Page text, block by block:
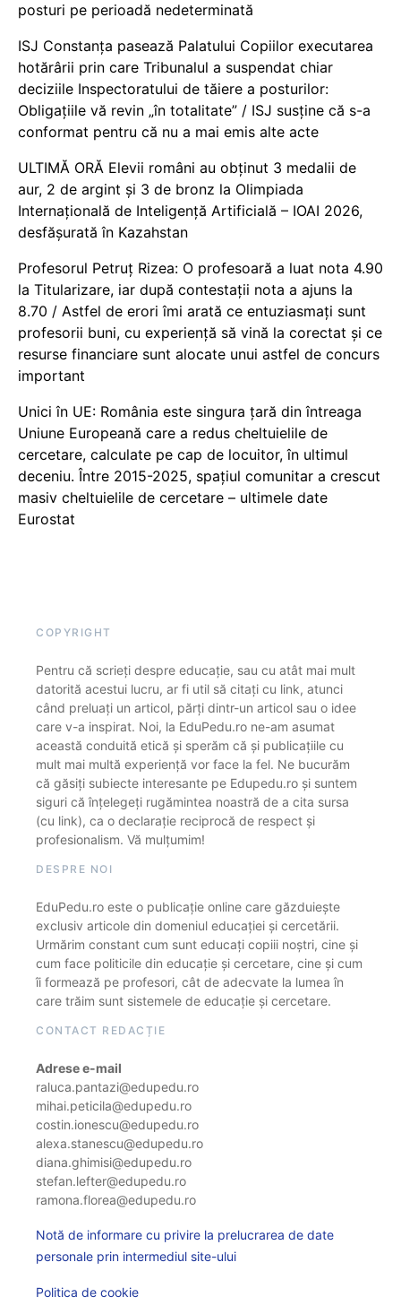
posturi pe perioadă nedeterminată
ISJ Constanța pasează Palatului Copiilor executarea
hotărârii prin care Tribunalul a suspendat chiar
deciziile Inspectoratului de tăiere a posturilor:
Obligațiile vă revin „în totalitate” / ISJ susține că s-a
conformat pentru că nu a mai emis alte acte
ULTIMĂ ORĂ Elevii români au obținut 3 medalii de
aur, 2 de argint și 3 de bronz la Olimpiada
Internațională de Inteligență Artificială – IOAI 2026,
desfășurată în Kazahstan
Profesorul Petruț Rizea: O profesoară a luat nota 4.90
la Titularizare, iar după contestații nota a ajuns la
8.70 / Astfel de erori îmi arată ce entuziasmați sunt
profesorii buni, cu experiență să vină la corectat și ce
resurse financiare sunt alocate unui astfel de concurs
important
Unici în UE: România este singura țară din întreaga
Uniune Europeană care a redus cheltuielile de
cercetare, calculate pe cap de locuitor, în ultimul
deceniu. Între 2015-2025, spațiul comunitar a crescut
masiv cheltuielile de cercetare – ultimele date
Eurostat
COPYRIGHT
Pentru că scrieți despre educație, sau cu atât mai mult
datorită acestui lucru, ar fi util să citați cu link, atunci
când preluați un articol, părți dintr-un articol sau o idee
care v-a inspirat. Noi, la EduPedu.ro ne-am asumat
această conduită etică și sperăm că și publicațiile cu
mult mai multă experiență vor face la fel. Ne bucurăm
că găsiți subiecte interesante pe Edupedu.ro și suntem
siguri că înțelegeți rugămintea noastră de a cita sursa
(cu link), ca o declarație reciprocă de respect și
profesionalism. Vă mulțumim!
DESPRE NOI
EduPedu.ro este o publicație online care găzduiește
exclusiv articole din domeniul educației și cercetării.
Urmărim constant cum sunt educați copiii noștri, cine și
cum face politicile din educație și cercetare, cine și cum
îi formează pe profesori, cât de adecvate la lumea în
care trăim sunt sistemele de educație și cercetare.
CONTACT REDACȚIE
Adrese e-mail
raluca.pantazi@edupedu.ro
mihai.peticila@edupedu.ro
costin.ionescu@edupedu.ro
alexa.stanescu@edupedu.ro
diana.ghimisi@edupedu.ro
stefan.lefter@edupedu.ro
ramona.florea@edupedu.ro
Notă de informare cu privire la prelucrarea de date
personale prin intermediul site-ului
Politica de cookie